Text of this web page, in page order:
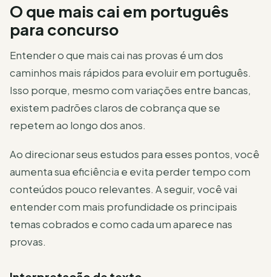
O que mais cai em português
para concurso
Entender o que mais cai nas provas é um dos
caminhos mais rápidos para evoluir em português.
Isso porque, mesmo com variações entre bancas,
existem padrões claros de cobrança que se
repetem ao longo dos anos.
Ao direcionar seus estudos para esses pontos, você
aumenta sua eficiência e evita perder tempo com
conteúdos pouco relevantes. A seguir, você vai
entender com mais profundidade os principais
temas cobrados e como cada um aparece nas
provas.